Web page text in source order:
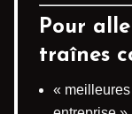
Pour
traînes
«